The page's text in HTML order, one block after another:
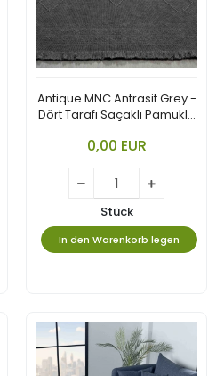
Antique MNC Antrasit Grey -
Dört Tarafı Saçaklı Pamuklu
0,00 EUR
Stück
In den Warenkorb legen